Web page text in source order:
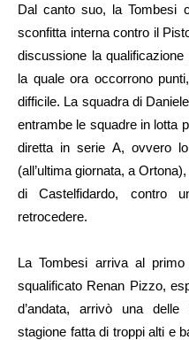
Dal canto suo, la Tombesi
sconfitta interna contro il
discussione la
la quale ora occorrono
difficile. La squadra di
entrambe le squadre in lotta
diretta in serie A, ovvero
(all’ultima giornata, a
di Castelfidardo, contro
retrocedere.
La Tombesi arriva al
squalificato Renan Pizzo,
d’andata, arrivò una
stagione fatta di troppi alti e